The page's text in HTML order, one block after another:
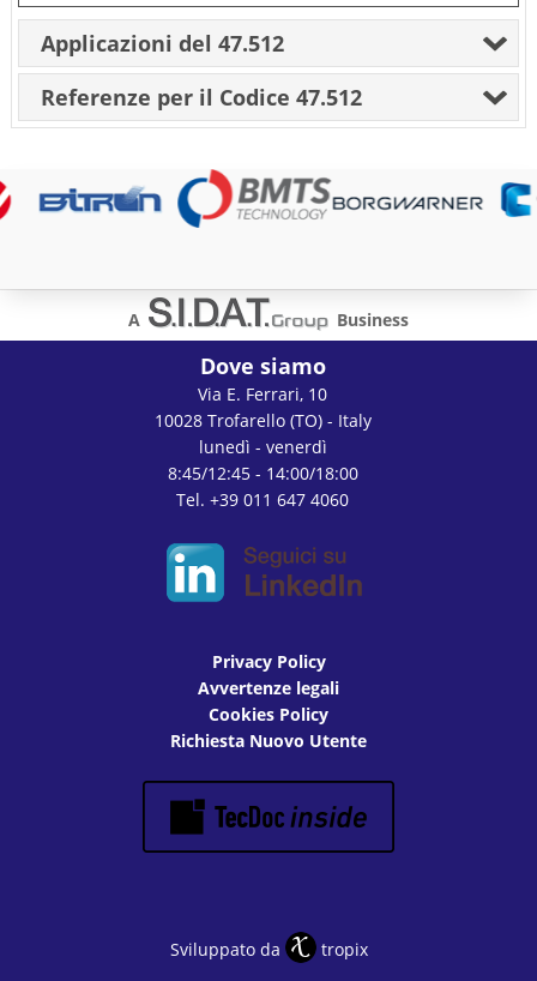
Applicazioni del 47.512
Referenze per il Codice 47.512
A Business
Dove siamo
Via E. Ferrari, 10
10028 Trofarello (TO) - Italy
lunedì - venerdì
8:45/12:45 - 14:00/18:00
Tel. +39 011 647 4060
Privacy Policy
Avvertenze legali
Cookies Policy
Richiesta Nuovo Utente
Sviluppato da tropix